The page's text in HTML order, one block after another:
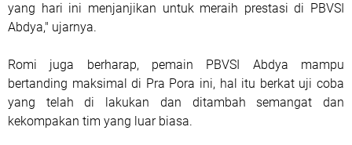
yang hari ini menjanjikan untuk meraih prestasi di PBVSI
Abdya," ujarnya.
Romi juga berharap, pemain PBVSI Abdya mampu
bertanding maksimal di Pra Pora ini, hal itu berkat uji coba
yang telah di lakukan dan ditambah semangat dan
kekompakan tim yang luar biasa.